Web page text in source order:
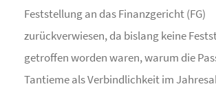
Feststellung an das Finanzgericht (FG)
zurückverwiesen, da bislang keine
getroffen worden waren, warum die
Tantieme als Verbindlichkeit im